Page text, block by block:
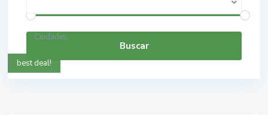
Ciudades
Buscar
best deal!